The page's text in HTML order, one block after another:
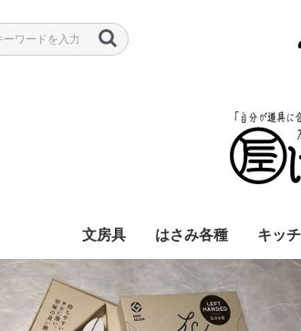
文房具
万年筆・筆ペン
ボールペン
鉛筆・シャープペン
定規・コンパス
彫刻刀・小刀(切出刀)
事務用品
はさみ各種
学習はさみ
事務はさみ
和裁・洋裁はさみ
美容はさみ
その他・専門はさみ
キッ
洋・和
横手
レー
調理
テー